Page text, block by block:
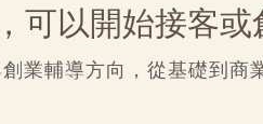
可以開始接客或
業輔導方向，從基礎到商